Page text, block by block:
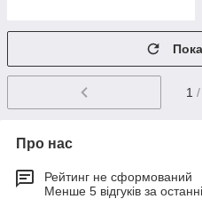
1
Про нас
Рейтинг не сформований
Менше 5 відгуків за